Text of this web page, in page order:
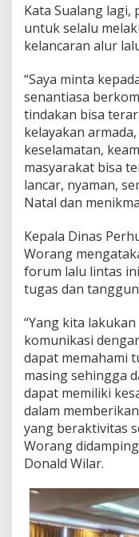
Kata Sualang
untuk selalu
kelancaran alur
“Saya minta
senantiasa
tindakan bisa
kelayakan
keselamatan,
masyarakat bisa
lancar, nyaman,
Natal dan
Kepala Dinas
Worang
forum lalu lintas
tugas dan
“Yang kita
komunikasi
dapat memahami
masing sehingga
dapat memiliki
dalam
yang beraktivitas
Worang
Donald Wilar.